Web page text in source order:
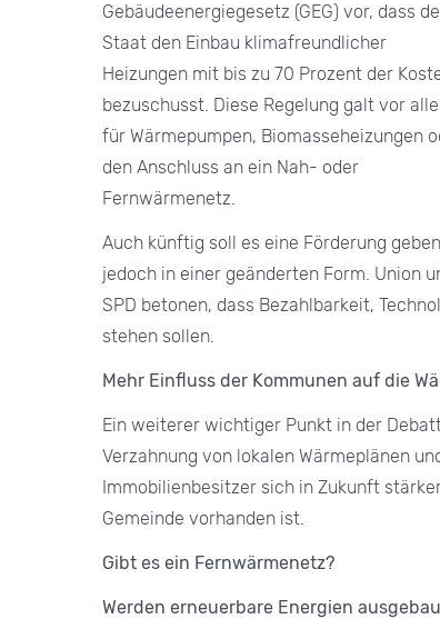
Gebäudeenergiegesetz (GEG) vor, dass
Staat den Einbau klimafreundlicher
Heizungen mit bis zu 70 Prozent der
bezuschusst. Diese Regelung galt vor
für Wärmepumpen, Biomasseheizungen
den Anschluss an ein Nah- oder
Fernwärmenetz.
Auch künftig soll es eine Förderung
jedoch in einer geänderten Form. Union
SPD betonen, dass Bezahlbarkeit,
stehen sollen.
Mehr Einfluss der Kommunen auf die
Ein weiterer wichtiger Punkt in der
Verzahnung von lokalen Wärmeplänen
Immobilienbesitzer sich in Zukunft
Gemeinde vorhanden ist.
Gibt es ein Fernwärmenetz?
Werden erneuerbare Energien